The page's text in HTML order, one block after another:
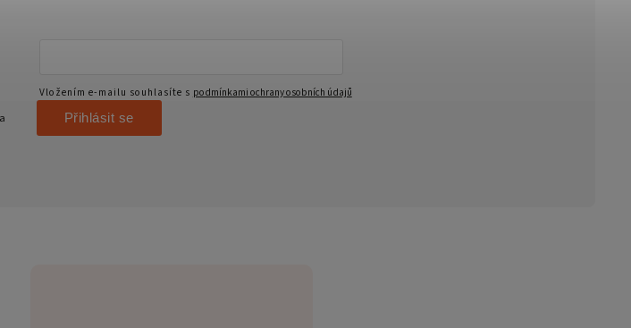
Vložením e-mailu souhlasíte s podmínkami ochrany osobních údajů
Přihlásit se